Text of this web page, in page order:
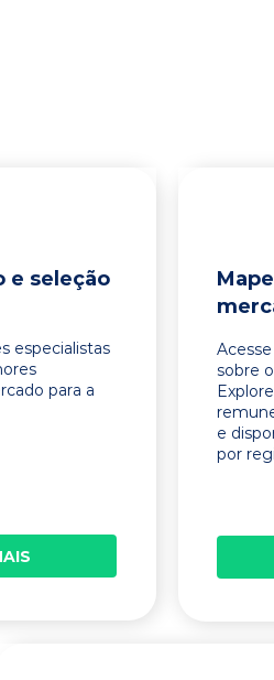
e seleção
especialistas
para a
sobre
e
por